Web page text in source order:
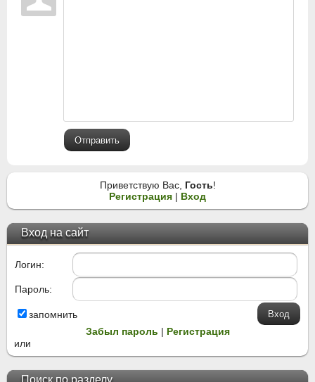
Отправить
Приветствую Вас, Гость!
Регистрация | Вход
Вход на сайт
Логин:
Пароль:
запомнить
Забыл пароль | Регистрация
или
Поиск по разделу